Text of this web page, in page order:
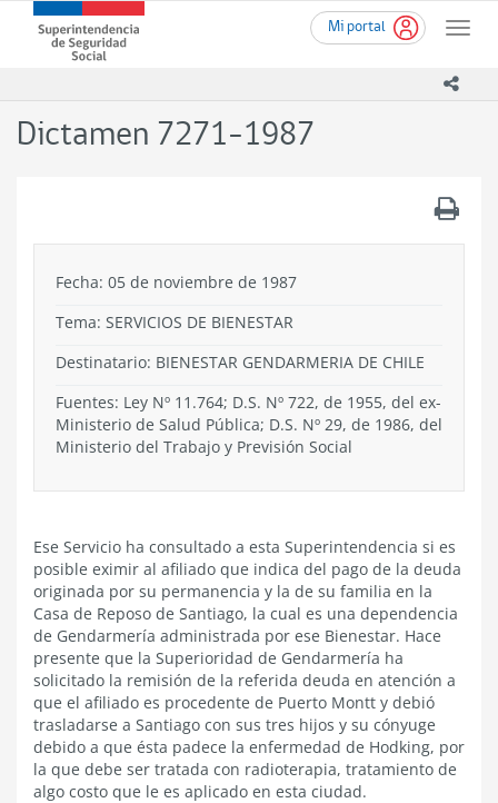
contenido
Mi portal
Toggle
Superintendencia
de
-
Dictamen 7271-1987
Fecha: 05 de noviembre de 1987
Tema: SERVICIOS DE BIENESTAR
Destinatario: BIENESTAR GENDARMERIA DE CHILE
Fuentes: Ley Nº 11.764; D.S. Nº 722, de 1955, del ex-
Ministerio de Salud Pública; D.S. Nº 29, de 1986, del
Ministerio del Trabajo y Previsión Social
Ese Servicio ha consultado a esta Superintendencia si es
posible eximir al afiliado que indica del pago de la deuda
originada por su permanencia y la de su familia en la
Casa de Reposo de Santiago, la cual es una dependencia
de Gendarmería administrada por ese Bienestar. Hace
presente que la Superioridad de Gendarmería ha
solicitado la remisión de la referida deuda en atención a
que el afiliado es procedente de Puerto Montt y debió
trasladarse a Santiago con sus tres hijos y su cónyuge
debido a que ésta padece la enfermedad de Hodking, por
la que debe ser tratada con radioterapia, tratamiento de
algo costo que le es aplicado en esta ciudad.